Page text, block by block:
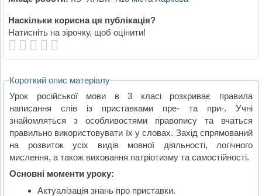
Наскільки корисна ця публікація?
Натисніть на зірочку, щоб оцінити!
Короткий опис матеріалу
Урок російської мови в 3 класі розкриває правила
написання слів із приставками пре- та при-. Учні
знайомляться з особливостями правопису та вчаться
правильно використовувати їх у словах. Захід спрямований
на розвиток усіх видів мовної діяльності, логічного
мислення, а також виховання патріотизму та самостійності.
Основні моменти уроку:
Актуалізація знань про приставки.